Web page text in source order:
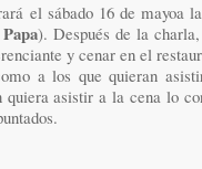
el sábado 16 de mayoa
). Después de la
y cenar en el
a los que quieran
quiera asistir a la cena lo